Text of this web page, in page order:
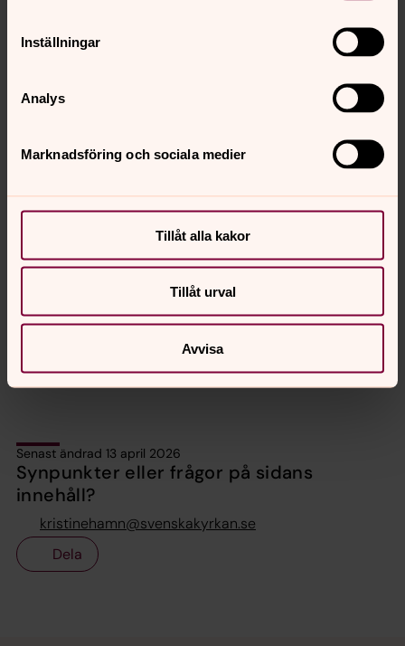
Inställningar
Analys
Marknadsföring och sociala medier
Tillåt alla kakor
Tillåt urval
Avvisa
Kristinehamns brudkrona.
Öppna bildspel
Svenska kyrkans vigselsida
Senast ändrad 13 april 2026
Synpunkter eller frågor på sidans
innehåll?
kristinehamn@svenskakyrkan.se
Dela